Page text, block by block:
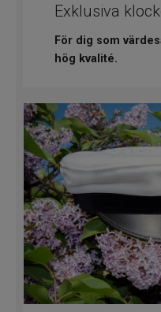
Exklusiva
För dig som
hög kvalité.